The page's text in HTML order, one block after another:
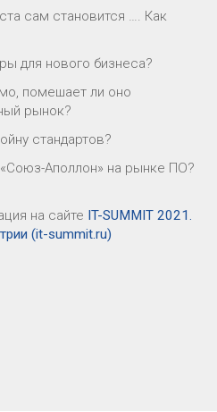
сам становится …. Как
для нового бизнеса?
помешает ли оно
рынок?
стандартов?
Аполлон» на рынке ПО?
на сайте IT-SUMMIT 2021.
(it-summit.ru)